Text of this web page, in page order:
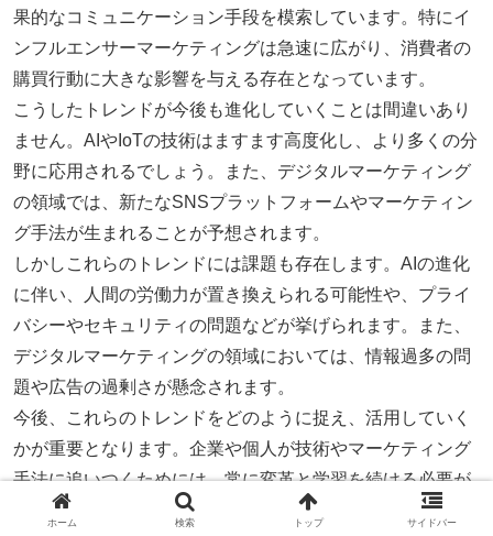
果的なコミュニケーション手段を模索しています。特にイ
ンフルエンサーマーケティングは急速に広がり、消費者の
購買行動に大きな影響を与える存在となっています。
こうしたトレンドが今後も進化していくことは間違いあり
ません。AIやIoTの技術はますます高度化し、より多くの分
野に応用されるでしょう。また、デジタルマーケティング
の領域では、新たなSNSプラットフォームやマーケティン
グ手法が生まれることが予想されます。
しかしこれらのトレンドには課題も存在します。AIの進化
に伴い、人間の労働力が置き換えられる可能性や、プライ
バシーやセキュリティの問題などが挙げられます。また、
デジタルマーケティングの領域においては、情報過多の問
題や広告の過剰さが懸念されます。
今後、これらのトレンドをどのように捉え、活用していく
かが重要となります。企業や個人が技術やマーケティング
手法に追いつくためには、常に変革と学習を続ける必要が
あります。また、トレンドの進化にともなって生じる課題
ホーム 検索 トップ サイドバー